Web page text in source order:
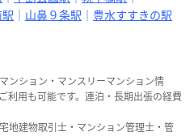
山鼻９条駅 豊水すすきの駅
ンション・マンスリーマンション情
利用も可能です。連泊・長期出張の経費
地建物取引士・マンション管理士・管